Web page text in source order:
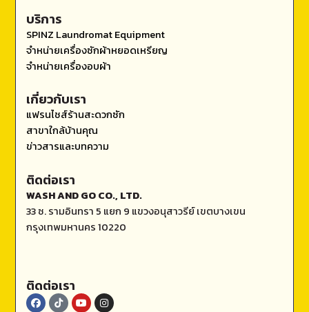
ติดต่อเรา
WASH AND GO CO., LTD.
33 ซ. รามอินทรา 5 แยก 9 แขวงอนุสาวรีย์ เขตบางเขน
กรุงเทพมหานคร 10220
เกี่ยวกับเรา
แฟรนไชส์ร้านสะดวกซัก
สาขาใกล้บ้านคุณ
ข่าวสารและบทความ
บริการ
SPINZ Laundromat Equipment
จำหน่ายเครื่องซักผ้าหยอดเหรียญ
จำหน่ายเครื่องอบผ้า
ติดต่อเรา